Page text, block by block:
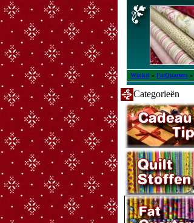
Winkel » FatQuarters »
Categorieën